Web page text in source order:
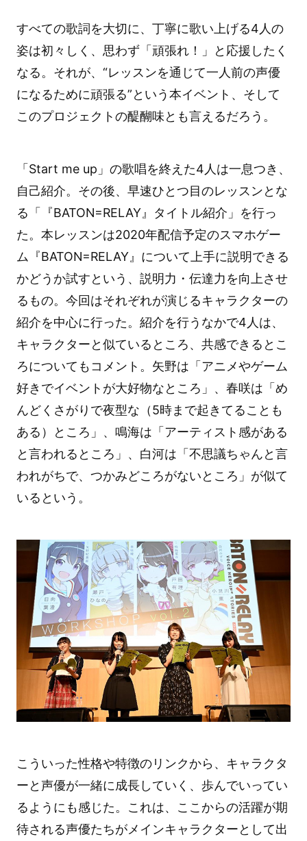
すべての歌詞を大切に、丁寧に歌い上げる4人の
姿は初々しく、思わず「頑張れ！」と応援したく
なる。それが、“レッスンを通じて一人前の声優
になるために頑張る”という本イベント、そして
このプロジェクトの醍醐味とも言えるだろう。
「Start me up」の歌唱を終えた4人は一息つき、
自己紹介。その後、早速ひとつ目のレッスンとな
る「『BATON=RELAY』タイトル紹介」を行っ
た。本レッスンは2020年配信予定のスマホゲー
ム『BATON=RELAY』について上手に説明できる
かどうか試すという、説明力・伝達力を向上させ
るもの。今回はそれぞれが演じるキャラクターの
紹介を中心に行った。紹介を行うなかで4人は、
キャラクターと似ているところ、共感できるとこ
ろについてもコメント。矢野は「アニメやゲーム
好きでイベントが大好物なところ」、春咲は「め
んどくさがりで夜型な（5時まで起きてることも
ある）ところ」、鳴海は「アーティスト感がある
と言われるところ」、白河は「不思議ちゃんと言
われがちで、つかみどころがないところ」が似て
いるという。
こういった性格や特徴のリンクから、キャラクタ
ーと声優が一緒に成長していく、歩んでいってい
るようにも感じた。これは、ここからの活躍が期
待される声優たちがメインキャラクターとして出